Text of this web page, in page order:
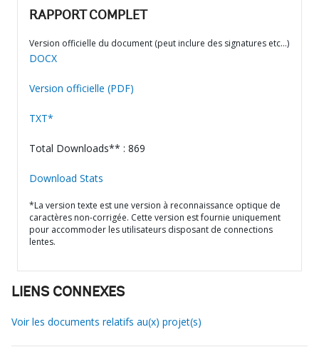
RAPPORT COMPLET
Version officielle du document (peut inclure des signatures etc…)
DOCX
Version officielle (PDF)
TXT*
Total Downloads** : 869
Download Stats
*La version texte est une version à reconnaissance optique de
caractères non-corrigée. Cette version est fournie uniquement
pour accommoder les utilisateurs disposant de connections
lentes.
LIENS CONNEXES
Voir les documents relatifs au(x) projet(s)